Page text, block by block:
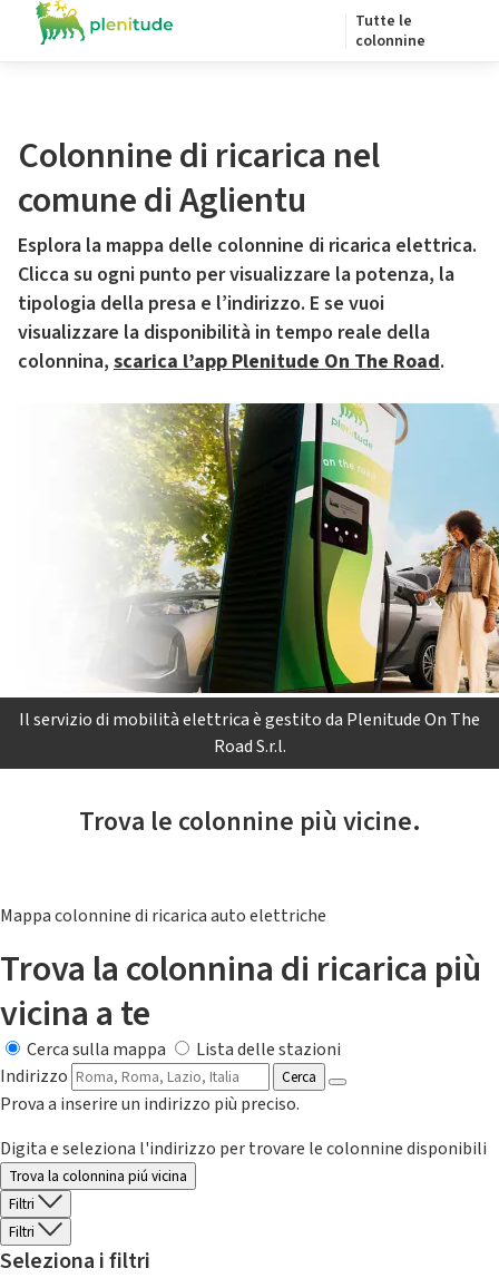
Tutte le
colonnine
Colonnine di ricarica nel
comune di Aglientu
Esplora la mappa delle colonnine di ricarica elettrica.
Clicca su ogni punto per visualizzare la potenza, la
tipologia della presa e l’indirizzo. E se vuoi
visualizzare la disponibilità in tempo reale della
colonnina, scarica l’app Plenitude On The Road.
Il servizio di mobilità elettrica è gestito da Plenitude On The
Road S.r.l.
Trova le colonnine più vicine.
Mappa colonnine di ricarica auto elettriche
Trova la colonnina di ricarica più
vicina a te
Cerca sulla mappa
Lista delle stazioni
Indirizzo
Cerca
Prova a inserire un indirizzo più preciso.
Digita e seleziona l'indirizzo per trovare le colonnine disponibili
Trova la colonnina piú vicina
Filtri
Filtri
Seleziona i filtri